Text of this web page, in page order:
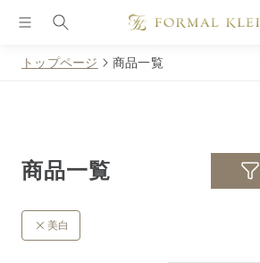
トップページ 商品一覧
商品一覧
美白